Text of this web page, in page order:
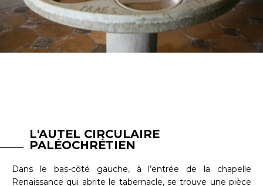
L'AUTEL CIRCULAIRE
PALÉOCHRÉTIEN
Dans le bas-côté gauche, à l’entrée de la chapelle
Renaissance qui abrite le tabernacle, se trouve une pièce